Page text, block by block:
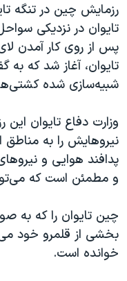
سفر پرزیدنت ترامپ به
رزمایش چین در تنگه
تایوان در نزدیکی
پس از روی کار آمدن
تایوان، آغاز شد که به
شبیه‌سازی شده
وزارت دفاع تایوان
نیروهایش را به مناطق
پدافند هوایی و
و مطمئن است که
چین تایوان را که به
بخشی از قلمرو خود
خوانده است.